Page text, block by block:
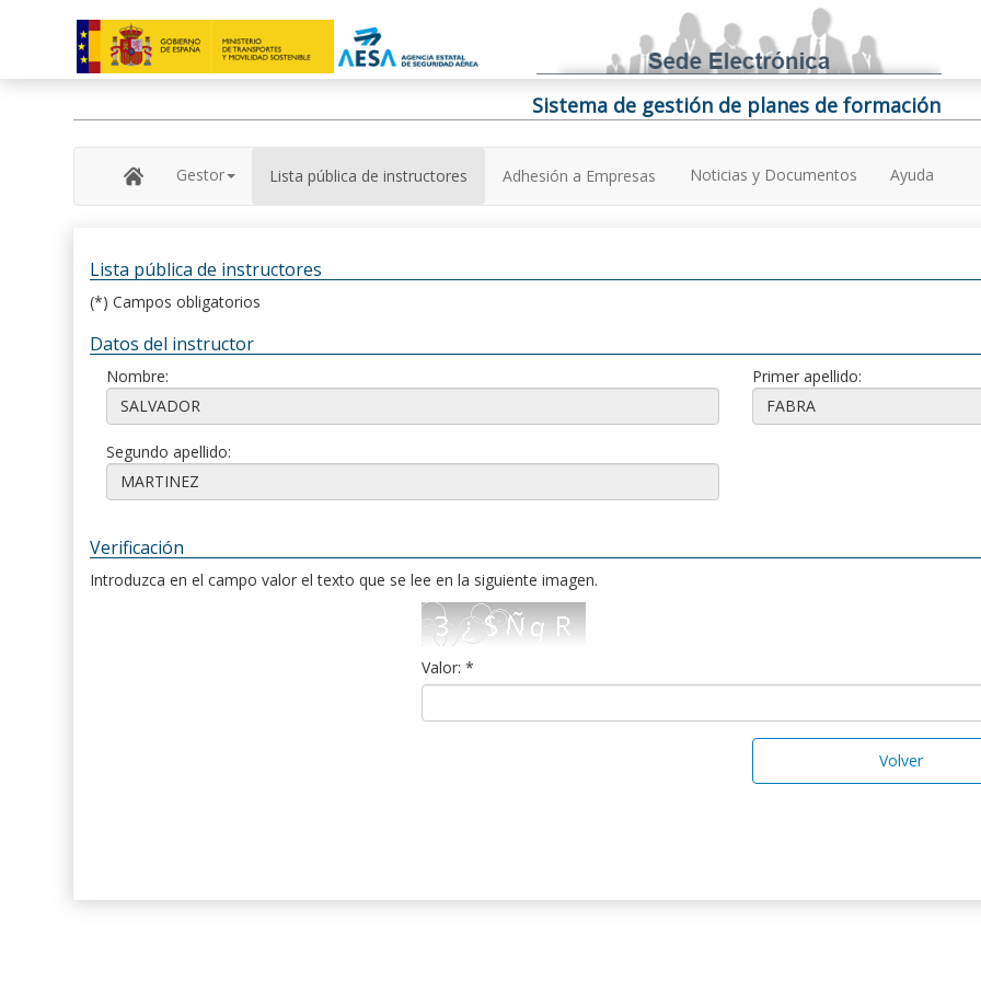
Sistema de gestión de planes de formación
Gestor Lista pública de instructores Adhesión a Empresas Noticias y Documentos Ayuda
Lista pública de instructores
(*) Campos obligatorios
Datos del instructor
Nombre: Primer apellido:
Segundo apellido:
Verificación
Introduzca en el campo valor el texto que se lee en la siguiente imagen.
Valor: *
Volver